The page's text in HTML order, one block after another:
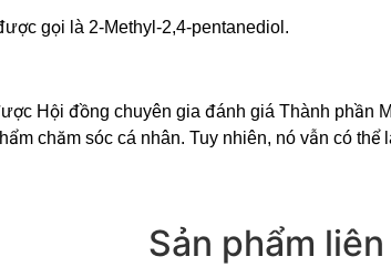
gọi là 2-Methyl-2,4-pentanediol.
Hội đồng chuyên gia đánh giá Thành phần
chăm sóc cá nhân. Tuy nhiên, nó vẫn có
Sản phẩm